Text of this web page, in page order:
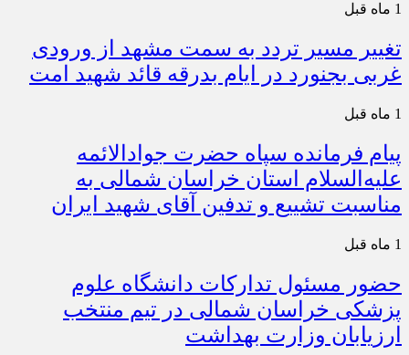
1 ماه قبل
تغییر مسیر تردد به سمت مشهد از ورودی
غربی بجنورد در ایام بدرقه قائد شهید امت
1 ماه قبل
پیام فرمانده سپاه حضرت جوادالائمه
علیه‌السلام استان خراسان شمالی به
مناسبت تشییع و تدفین آقای شهید ایران
1 ماه قبل
حضور مسئول تدارکات دانشگاه علوم
پزشکی خراسان شمالی در تیم منتخب
ارزیابان وزارت بهداشت